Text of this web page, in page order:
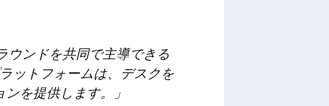
ウンドを共同で主導できる
ットフォームは、デスクを
を提供します。」